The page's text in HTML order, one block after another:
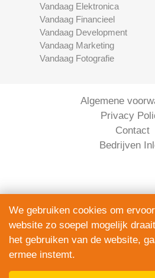
Vandaag Elektronica
Vandaag Financieel
Vandaag Development
Vandaag Marketing
Vandaag Fotografie
Algemene
Privacy
Contact
Bedrijven
Serviceright Koeriers is
The Right Service B.V. |
We gebruiken cookies om
website zo soepel mogelijk
het gebruiken van de website,
ermee instemt.